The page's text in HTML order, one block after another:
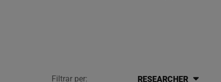
Filtrar per: RESEARCHER